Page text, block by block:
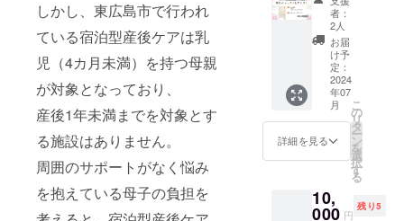
しかし、東広島市で行われ
ている宿泊型産後ケアは乳
児（4カ月未満）を持つ母親
が対象となっており、
産後1年未満までを対象とす
る施設はありません。
周囲のサポートがなく悩み
を抱えている母子の負担を
さい。
広島県
東広島
市産の
野菜を
使用。
香料、
着色
存料、
調味料
てない
ので体
の食品
表示は
お届け
商品の
ラベル
に表記
されま
す。 商
前には
必ずお
ンに貼
付され
柔らか
なレー
スが印
象的で
す。
色
：生成
り（無
染色）
素
ドオー
ガニッ
フェア
トレー
ド・
オーガ
ニック
コット
ン100%
で、敏
感肌の
方にも
す。 足
の付け
してい
る企業
の新月
ショー
ツ＜Lサ
イズ＞
＋お礼
のメー
ル【限
定10
枚】 生
地はも
ん、国
産オリ
者：
2人
お届
け予
定：
2024
年07
月
詳細を見る
こ
の
リ
タ
ー
ン
を
選
択
す
る
10,
000 円
残り5